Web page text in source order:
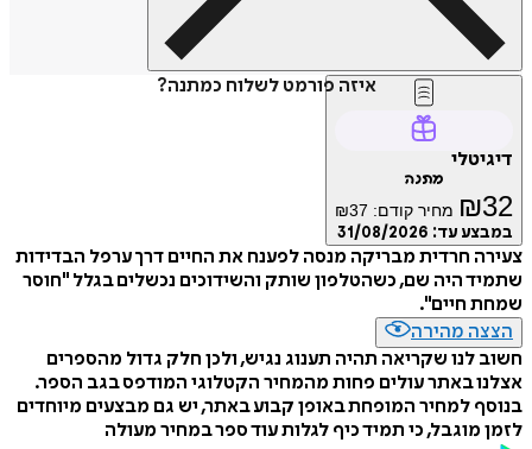
איזה פורמט לשלוח כמתנה?
דיגיטלי
מתנה
₪32 מחיר קודם: ₪37
במבצע עד: 31/08/2026
צעירה חרדית מבריקה מנסה לפענח את החיים דרך ערפל הבדידות
שתמיד היה שם, כשהטלפון שותק והשידוכים נכשלים בגלל "חוסר
שמחת חיים".
הצצה מהירה
חשוב לנו שקריאה תהיה תענוג נגיש, ולכן חלק גדול מהספרים
אצלנו באתר עולים פחות מהמחיר הקטלוגי המודפס בגב הספר.
בנוסף למחיר המופחת באופן קבוע באתר, יש גם מבצעים מיוחדים
לזמן מוגבל, כי תמיד כיף לגלות עוד ספר במחיר מעולה